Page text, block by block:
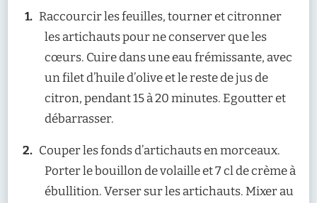
Raccourcir les feuilles, tourner et citronner
les artichauts pour ne conserver que les
cœurs. Cuire dans une eau frémissante, avec
un filet d’huile d’olive et le reste de jus de
citron, pendant 15 à 20 minutes. Egoutter et
débarrasser.
Couper les fonds d’artichauts en morceaux.
Porter le bouillon de volaille et 7 cl de crème à
ébullition. Verser sur les artichauts. Mixer au